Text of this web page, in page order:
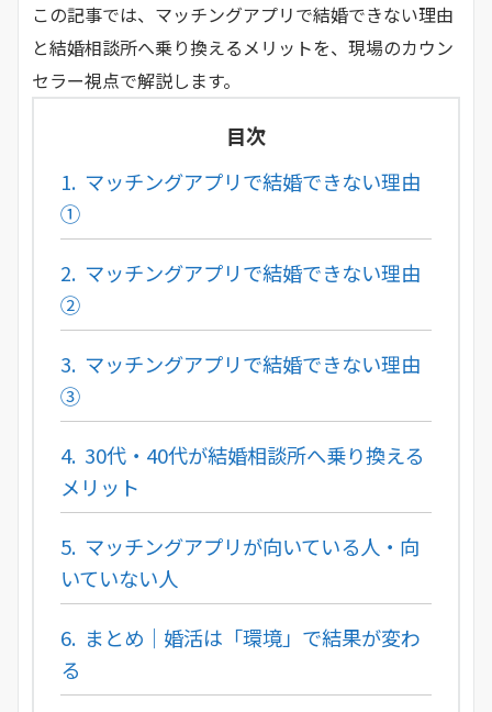
この記事では、マッチングアプリで結婚できない理由
と結婚相談所へ乗り換えるメリットを、現場のカウン
セラー視点で解説します。
目次
1. マッチングアプリで結婚できない理由
①
2. マッチングアプリで結婚できない理由
②
3. マッチングアプリで結婚できない理由
③
4. 30代・40代が結婚相談所へ乗り換える
メリット
5. マッチングアプリが向いている人・向
いていない人
6. まとめ｜婚活は「環境」で結果が変わ
る